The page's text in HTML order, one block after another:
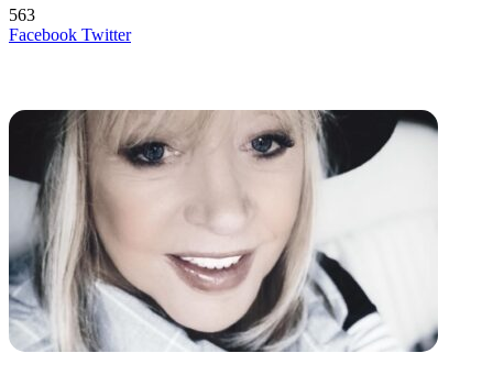
563
Facebook TwitterLinkedIn
Tumblr
Reddit
Вконтакте
Одноклассники
Skype
Messenger
Messenger
WhatsApp
Telegram
Viber
Line
Поделиться
Печатать